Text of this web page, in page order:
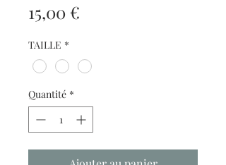
15,00 €
TAILLE *
Quantité *